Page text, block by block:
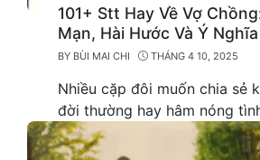
101+ Stt Hay Về Vợ
Mạn, Hài Hước Và Ý
BY BÙI MAI CHI THÁNG 4 10, 2025
Nhiều cặp đôi muốn chia sẻ
đời thường hay hâm nóng